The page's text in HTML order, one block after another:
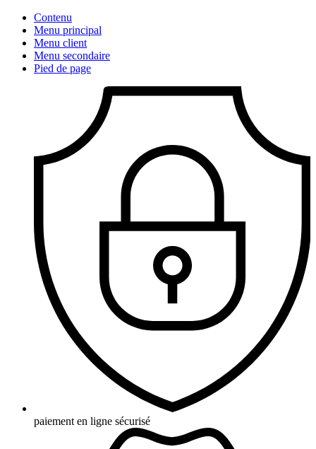
Contenu
Menu principal
Menu client
Menu secondaire
Pied de page
paiement en ligne sécurisé